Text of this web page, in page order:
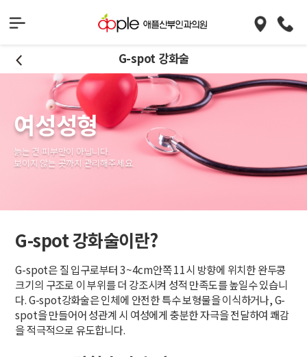
G-spot 강화술
여성성형
늙는 건 피부만이 아닙니다.
보이지 않는 곳까지 관리해주세요.
G-spot 강화술이란?
G-spot은 질 입구로부터 3~4cm안쪽 11시 방향에 위치한 완두콩
크기의 구조로 이 부위를 더 강조시켜 성적 만족도를 높일수 있습니
다. G-spot강화술은 인체에 안전한 특수 보형물을 이식하거나, G-
spot을 만들어어 성관계 시 여성에게 충분한 자극을 전달하여 쾌감
을 적극적으로 유도합니다.